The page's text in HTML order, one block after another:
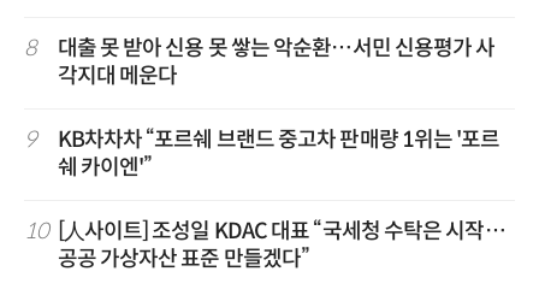
8
대출 못 받아 신용 못 쌓는 악순환…서민 신용평가 사
각지대 메운다
9
KB차차차 “포르쉐 브랜드 중고차 판매량 1위는 '포르
쉐 카이엔'”
10
[人사이트] 조성일 KDAC 대표 “국세청 수탁은 시작…
공공 가상자산 표준 만들겠다”